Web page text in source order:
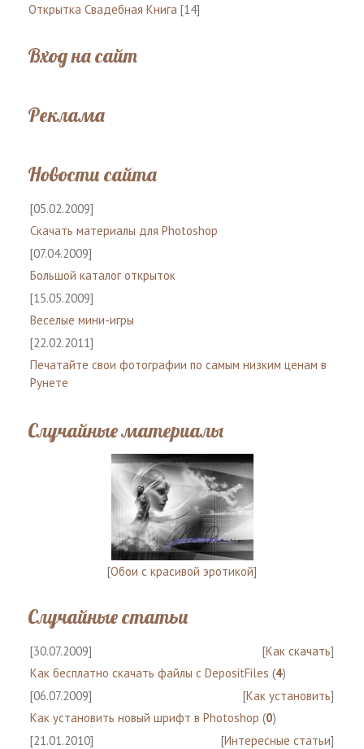
Открытка Свадебная Книга [14]
Вход на сайт
Реклама
Новости сайта
[05.02.2009]
Скачать материалы для Photoshop
[07.04.2009]
Большой каталог открыток
[15.05.2009]
Веселые мини-игры
[22.02.2011]
Печатайте свои фотографии по самым низким ценам в
Рунете
Случайные материалы
[Обои с красивой эротикой]
Случайные статьи
[30.07.2009] [Как скачать]
Как бесплатно скачать файлы с DepositFiles (4)
[06.07.2009]
[Как установить]
Как установить новый шрифт в Photoshop (0)
[21.01.2010]
[Интересные статьи]